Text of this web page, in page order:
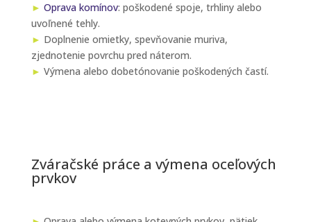
► Oprava komínov: poškodené spoje, trhliny alebo
uvoľnené tehly.
► Doplnenie omietky, spevňovanie muriva,
zjednotenie povrchu pred náterom.
► Výmena alebo dobetónovanie poškodených častí.
Zváračské práce a výmena oceľových
prvkov